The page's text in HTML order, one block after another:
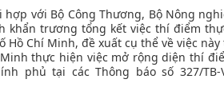
với Bộ Công Thương, Bộ Nông
khẩn trương tổng kết việc thí điểm
Hồ Chí Minh, đề xuất cụ thể về việc
thực hiện việc mở rộng diện thí
phủ tại các Thông báo số 327/TB-